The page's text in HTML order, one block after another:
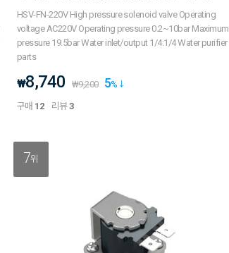
HSV-FN-220V High pressure solenoid valve Operating
voltage AC220V Operating pressure 0.2~10bar Maximum
pressure 19.5bar Water inlet/output 1/4:1/4 Water purifier
parts
₩8,740 ₩9,200 5%
구매 12 리뷰3
7위